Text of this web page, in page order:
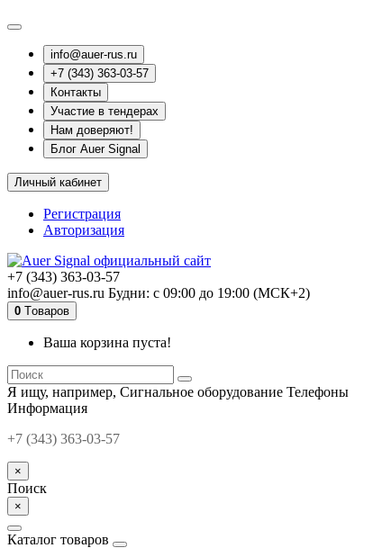
info@auer-rus.ru
+7 (343) 363-03-57
Контакты
Участие в тендерах
Нам доверяют!
Блог Auer Signal
Личный кабинет
Регистрация
Авторизация
+7 (343) 363-03-57
info@auer-rus.ru Будни: с 09:00 до 19:00 (МСК+2)
0 Tоваров
Ваша корзина пуста!
Я ищу, например, Сигнальное оборудование Телефоны
Информация
+7 (343) 363-03-57
×
Поиск
×
Каталог товаров